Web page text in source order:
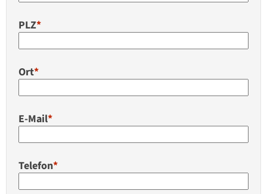
PLZ*
Ort*
E-Mail*
Telefon*